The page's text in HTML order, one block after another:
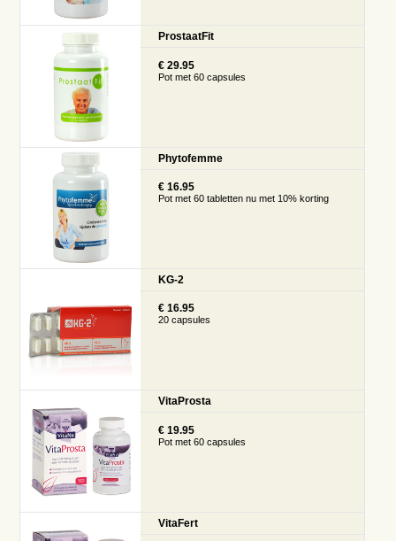
ProstaatFit
€ 29.95
Pot met 60 capsules
Phytofemme
€ 16.95
Pot met 60 tabletten nu met 10% korting
KG-2
€ 16.95
20 capsules
VitaProsta
€ 19.95
Pot met 60 capsules
VitaFert